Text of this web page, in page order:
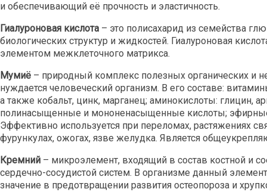
и обеспечивающий её прочность и эластичность.
Гиалуроновая кислота – это полисахарид из семейства
биологических структур и жидкостей. Гиалуроновая
элементом межклеточного матрикса.
Мумиё – природный комплекс полезных органических и
нуждается человеческий организм. В его составе:
а также кобальт, цинк, марганец; аминокислоты: глицин,
полинасыщенные и мононенасыщенные кислоты;
Эффективно используется при переломах, растяжениях
фурункулах, ожогах, язве желудка. Является
Кремний – микроэлемент, входящий в состав костной и
сердечно-сосудистой систем. В организме данный
значение в предотвращении развития остеопороза и